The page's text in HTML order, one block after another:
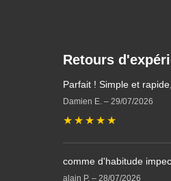
Retours
Parfait ! Simple et
Damien E. – 29/07/2026
★ ★ ★ ★ ★
comme d'habitude
alain P. – 28/07/2026